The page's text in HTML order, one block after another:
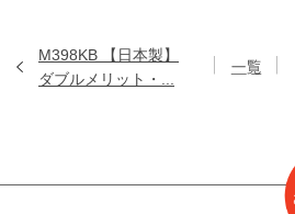
M398KB 【日本製】
ダブルメリット・...